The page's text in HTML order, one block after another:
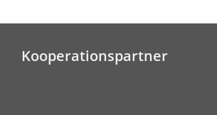
Kooperationspartner